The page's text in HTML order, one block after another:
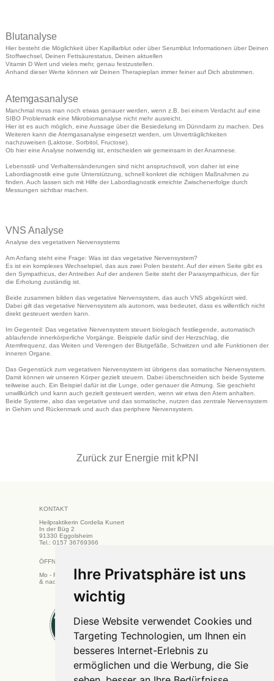
Ihre Privatsphäre ist uns
wichtig
Diese Website verwendet Cookies und
Targeting Technologien, um Ihnen ein
besseres Internet-Erlebnis zu
ermöglichen und die Werbung, die Sie
Ihre Privatsphäre ist uns
wichtig
Diese Website verwendet Cookies und
Targeting Technologien, um Ihnen ein
besseres Internet-Erlebnis zu
ermöglichen und die Werbung, die Sie
Blutanalyse
Hier besteht die Möglichkeit über Kapillarblut oder über Serumblut Informationen über Deinen
Stoffwechsel, Deinen Fettsäurestatus, Deinen aktuellen
Vitamin D Wert und vieles mehr, genau festzustellen.
Anhand dieser Werte können wir Deinen Therapieplan immer feiner auf Dich abstimmen.
Atemgasanalyse
Manchmal muss man noch etwas genauer werden, wenn z.B. bei einem Verdacht auf eine
SIBO Problematik eine Mikrobiomanalyse nicht mehr ausreicht.
Hier ist es auch möglich, eine Aussage über die Besiedelung im Dünndarm zu machen. Des
Weiteren kann die Atemgasanalyse eingesetzt werden, um Unverträglichkeiten
nachzuweisen (Laktose, Sorbitol, Fructose).
Ob hier eine Analyse notwendig ist, entscheiden wir gemeinsam in der Anamnese.
Lebensstil- und Verhaltensänderungen sind nicht anspruchsvoll, von daher ist eine
Labordiagnostik eine gute Unterstützung, schnell konkret die richtigen Maßnahmen zu
finden. Auch lassen sich mit Hilfe der Labordiagnostik erreichte Zwischenerfolge durch
Messungen sichtbar machen.
VNS Analyse
Analyse des vegetativen Nervensystems
Am Anfang steht eine Frage: Was ist das vegetative Nervensystem?
Es ist ein komplexes Wechselspiel, das aus zwei Polen besteht. Auf der einen Seite gibt es
den Sympathicus, der Antreiber. Auf der anderen Seite steht der Parasympathicus, der für
die Erholung zuständig ist.
Beide zusammen bilden das vegetative Nervensystem, das auch VNS abgekürzt wird.
Dabei gilt das vegetative Nervensystem als autonom, was bedeutet, dass es willentlich nicht
direkt gesteuert werden kann.
Im Gegenteil: Das vegetative Nervensystem steuert biologisch festliegende, automatisch
ablaufende innerkörperliche Vorgänge. Beispiele dafür sind der Herzschlag, die
Atemfrequenz, das Weiten und Verengen der Blutgefäße, Schwitzen und alle Funktionen der
inneren Organe.
Das Gegenstück zum vegetativen Nervensystem ist übrigens das somatische Nervensystem.
Damit können wir unseren Körper gezielt steuern. Dabei überschneiden sich beide Systeme
teilweise auch. Ein Beispiel dafür ist die Lunge, oder genauer die Atmung. Sie geschieht
unwillkürlich und kann auch gezielt gesteuert werden, wenn wir etwa den Atem anhalten.
Beide Systeme, also das vegetative und das somatische, nutzen das zentrale Nervensystem
in Gehirn und Rückenmark und auch das periphere Nervensystem.
Zurück zur Energie mit kPNI
KONTAKT
Heilpraktikerin Cordelia Kunert
In der Büg 2
91330 Eggolsheim
Tel.: 0157 36769366
ÖFFNUNGSZEITEN
Mo - Fr 8:00 - 13:00 Uhr
& nach Vereinbarung